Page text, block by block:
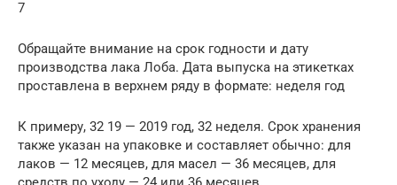
7
Обращайте внимание на срок годности и дату
производства лака Лоба. Дата выпуска на этикетках
проставлена в верхнем ряду в формате: неделя год
К примеру, 32 19 — 2019 год, 32 неделя. Срок хранения
также указан на упаковке и составляет обычно: для
лаков — 12 месяцев, для масел — 36 месяцев, для